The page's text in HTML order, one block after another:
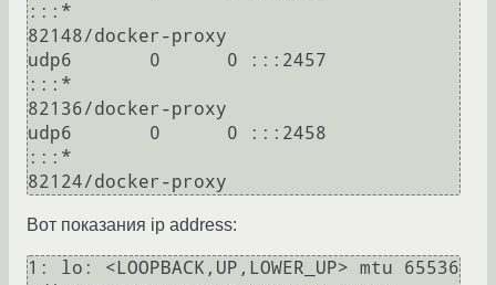
:::*
82148/docker-proxy
udp6       0      0 :::2457
:::*
82136/docker-proxy
udp6       0      0 :::2458
:::*
Вот показания ip address:
1: lo: <LOOPBACK,UP,LOWER_UP> mtu 65536